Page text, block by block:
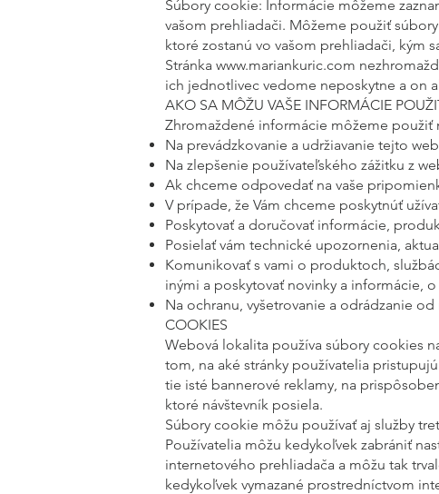
Súbory cookie: Informácie môžeme
vašom prehliadači. Môžeme použiť
ktoré zostanú vo vašom prehliadači, kým
Stránka www.mariankuric.com
ich jednotlivec vedome neposkytne a on
AKO SA MÔŽU VAŠE INFORMÁCIE
Zhromaždené informácie môžeme
Na prevádzkovanie a udržiavanie tejto
Na zlepšenie používateľského zážitku z
Ak chceme odpovedať na vaše
V prípade, že Vám chceme poskytnúť
Poskytovať a doručovať informácie,
Posielať vám technické upozornenia,
Komunikovať s vami o produktoch,
inými a poskytovať novinky a informácie,
Na ochranu, vyšetrovanie a odrádzanie
COOKIES
Webová lokalita používa súbory cookies
tom, na aké stránky používatelia
tie isté bannerové reklamy, na
ktoré návštevník posiela.
Súbory cookie môžu používať aj služby
Používatelia môžu kedykoľvek zabrániť
internetového prehliadača a môžu tak
kedykoľvek vymazané prostredníctvom